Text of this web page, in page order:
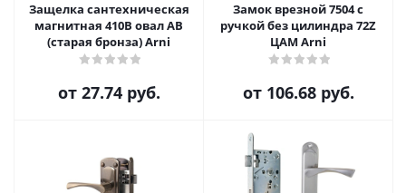
Защелка сантехническая
магнитная 410B овал AB
(старая бронза) Arni
от 27.74 руб.
Замок врезной 7504 с
ручкой без цилиндра 72Z
ЦАМ Arni
от 106.68 руб.